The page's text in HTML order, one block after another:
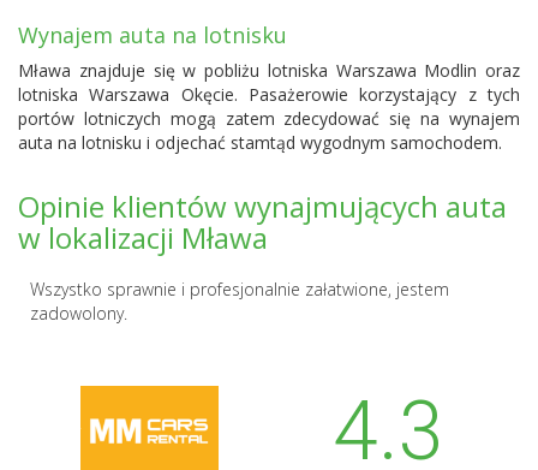
Wynajem auta na lotnisku
Mława znajduje się w pobliżu lotniska Warszawa Modlin oraz
lotniska Warszawa Okęcie. Pasażerowie korzystający z tych
portów lotniczych mogą zatem zdecydować się na wynajem
auta na lotnisku i odjechać stamtąd wygodnym samochodem.
Opinie klientów wynajmujących auta
w lokalizacji Mława
Wszystko sprawnie i profesjonalnie załatwione, jestem
zadowolony.
4.3